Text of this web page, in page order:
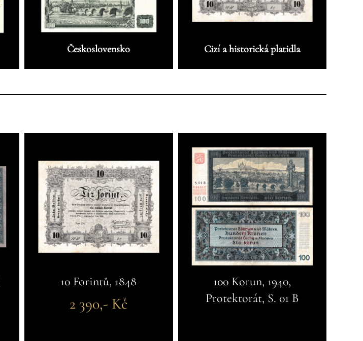
Československo Cizí a historická platidla
10 Forintů, 1848
2 390,- Kč
100 Korun, 1940,
Protektorát, S. 01 B